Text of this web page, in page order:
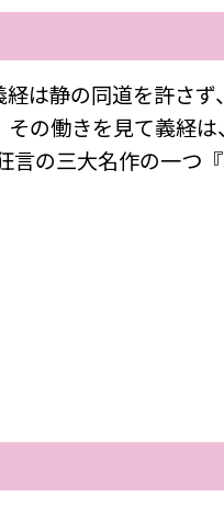
は静の同道を許さず
の働きを見て義経は
の三大名作の一つ